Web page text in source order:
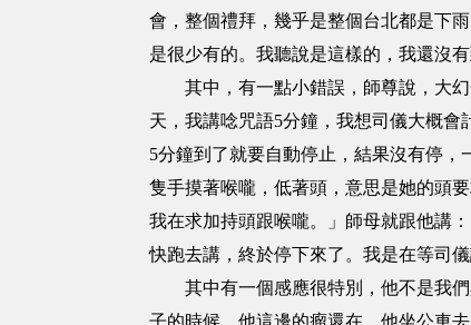
會，整個禮拜，幾乎是整個台北都是下
是很少有的。我聽說是這樣的，我還沒
其中，有一點小錯誤，師尊說，大幻
天，我講唸咒語5分鐘，我想司儀大概會
5分鐘到了就要自動停止，結果沒有停
隻手摸著喉嚨，低著頭，意思是她的頭
我在求加持頭跟喉嚨。」師母就跟他講
快跑去講，終於停下來了。我是在等司
其中有一個感應很特別，他不是我們
子的時候，他這邊的瘤還在。他坐公車